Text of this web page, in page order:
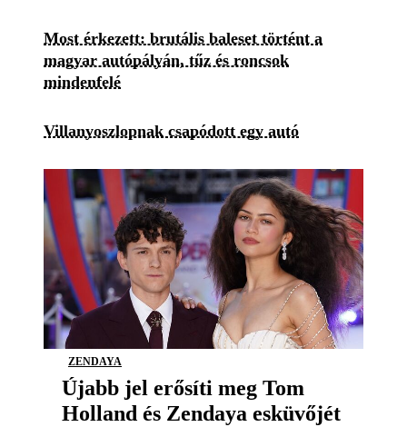
Most érkezett: brutális baleset történt a
magyar autópályán, tűz és roncsok
mindenfelé
Villanyoszlopnak csapódott egy autó
ZENDAYA
Újabb jel erősíti meg Tom
Holland és Zendaya esküvőjét